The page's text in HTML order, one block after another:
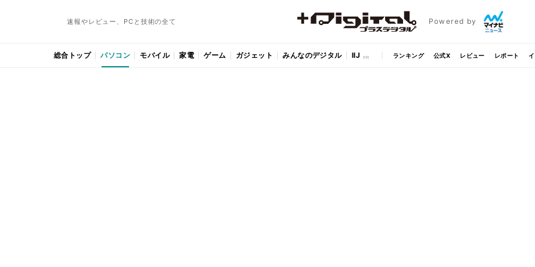
速報やレビュー、PCと技術の全て Powered by
総合トップ パソコン モバイル 家電 ゲーム ガジェット みんなのデジタル IIJ ランキング 公式X レビュー レポート